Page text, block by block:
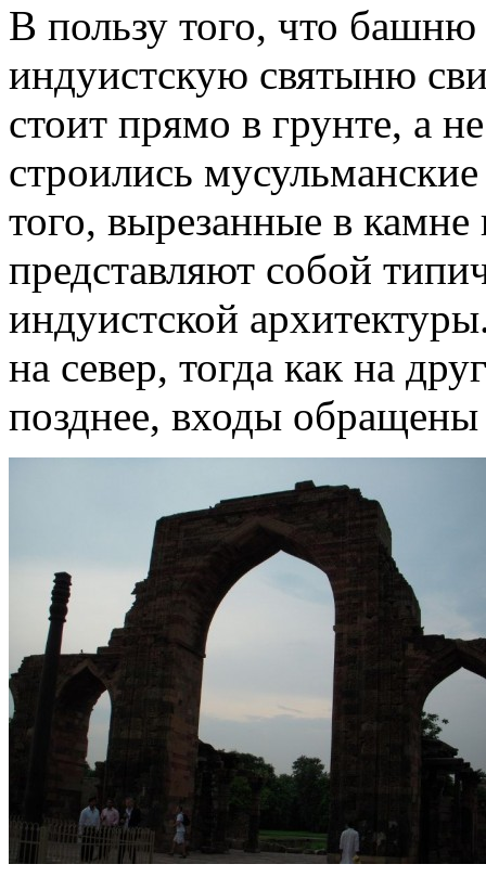
В пользу того, что башню
индуистскую святыню
стоит прямо в грунте, а
строились
того, вырезанные в камне
представляют собой
индуистской
на север, тогда как на
позднее, входы обращены